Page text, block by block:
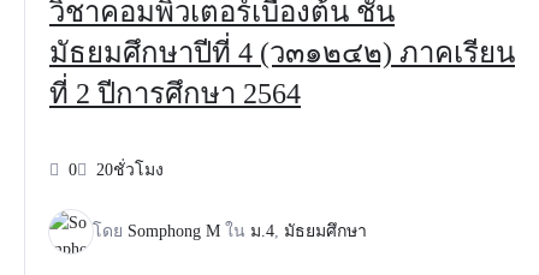
วิชาคอมพิวเตอร์เบื้องต้น ชั้น
มัธยมศึกษาปีที่ 4 (ว๓๑๒๔๒) ภาคเรียน
ที่ 2 ปีการศึกษา 2564
0 20ชั่วโมง
โดย Somphong M ใน ม.4 มัธยมศึกษา